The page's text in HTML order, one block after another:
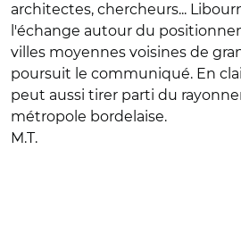
architectes, chercheurs...
l'échange autour du
villes moyennes voisines de
poursuit le communiqué. En
peut aussi tirer parti du
métropole bordelaise.
M.T.